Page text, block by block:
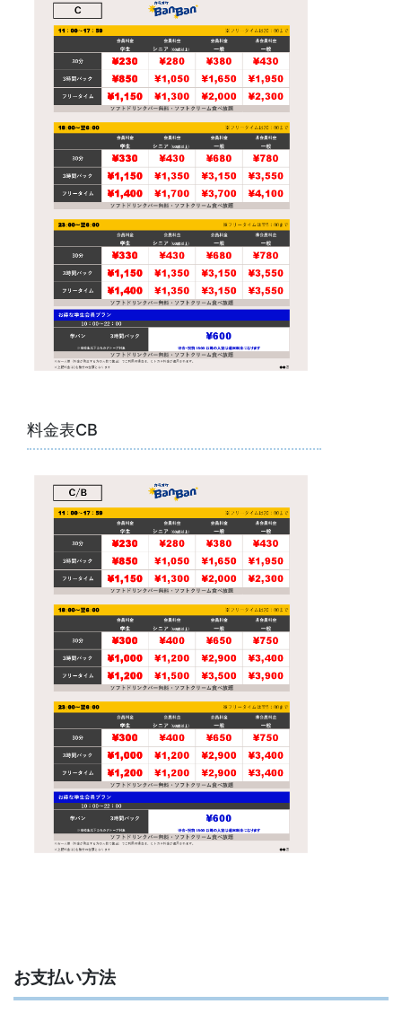
料金表CB
お支払い方法